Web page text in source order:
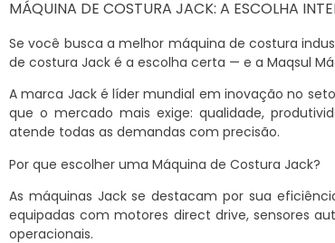
MÁQUINA DE COSTURA JACK: A ESCOLHA
Se você busca a melhor máquina de costura
de costura Jack é a escolha certa — e a Maqsul
A marca Jack é líder mundial em inovação no
que o mercado mais exige: qualidade,
atende todas as demandas com precisão.
Por que escolher uma Máquina de Costura Jack?
As máquinas Jack se destacam por sua
equipadas com motores direct drive, sensores
operacionais.